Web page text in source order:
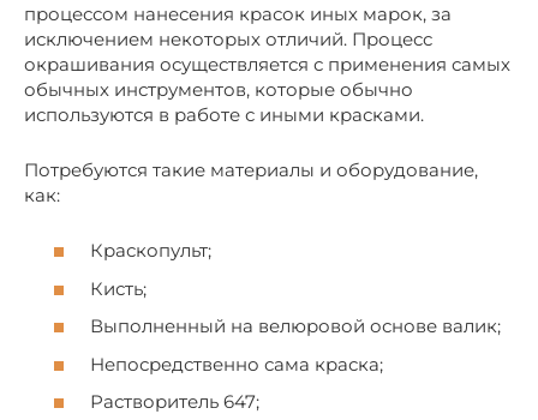
процессом нанесения красок иных марок, за
исключением некоторых отличий. Процесс
окрашивания осуществляется с применения самых
обычных инструментов, которые обычно
используются в работе с иными красками.
Потребуются такие материалы и оборудование,
как:
Краскопульт;
Кисть;
Выполненный на велюровой основе валик;
Непосредственно сама краска;
Растворитель 647;